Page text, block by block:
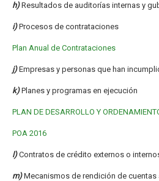
h)Resultados de auditorías internas y
i) Procesos de contrataciones
Plan Anual de Contrataciones
j) Empresas y personas que han
k) Planes y programas en ejecución
PLAN DE DESARROLLO Y
POA 2016
l) Contratos de crédito externos o
m)Mecanismos de rendición de cuentas